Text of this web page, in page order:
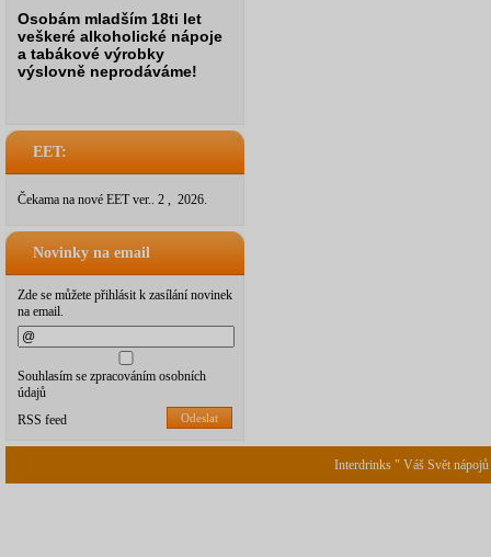
Osobám mladším 18ti let
veškeré alkoholické nápoje
a tabákové výrobky
výslovně neprodáváme!
EET:
Čekama na nové EET ver.. 2 , 2026.
Novinky na email
Zde se můžete přihlásit k zasílání novinek
na email.
Souhlasím se zpracováním osobních
údajů
Odeslat
RSS feed
Interdrinks " Váš Svět